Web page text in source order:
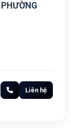
Liên hệ